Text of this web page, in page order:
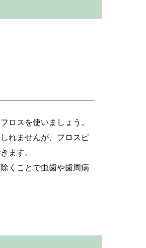
ロスを使いましょう。
れませんが、フロスピ
ます。
くことで虫歯や歯周病